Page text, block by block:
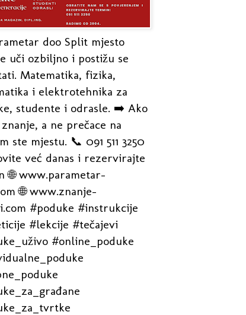
doo Split mjesto
uči ozbiljno i postižu se
Matematika, fizika,
i elektrotehnika za
studente i odrasle. ➡️ Ako
a ne prečace na
ste mjestu. 📞 091 511 3250
već danas i rezervirajte
🌐 www.parametar-
🌐 www.znanje-
#poduke #instrukcije
#lekcije #tečajevi
#online_poduke